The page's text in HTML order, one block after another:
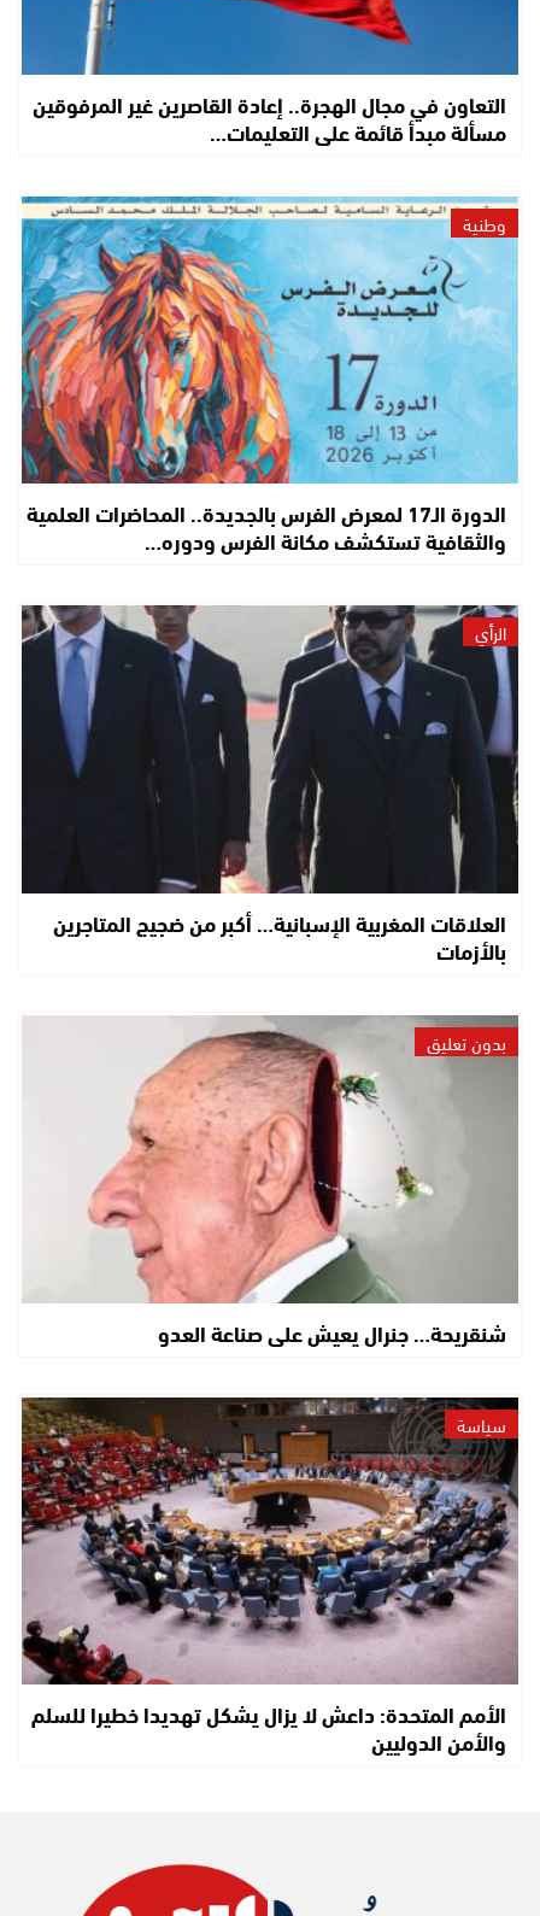
التعاون في مجال الهجرة.. إعادة القاصرين غير المرفوقين
مسألة مبدأ قائمة على التعليمات…
وطنية
الدورة الـ17 لمعرض الفرس بالجديدة.. المحاضرات العلمية
والثقافية تستكشف مكانة الفرس ودوره…
الرأي
العلاقات المغربية الإسبانية… أكبر من ضجيج المتاجرين
بالأزمات
بدون تعليق
شنقريحة… جنرال يعيش على صناعة العدو
سياسة
الأمم المتحدة: داعش لا يزال يشكل تهديدا خطيرا للسلم
والأمن الدوليين